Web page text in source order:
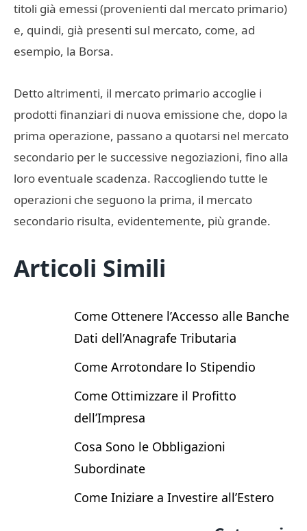
titoli già emessi (provenienti dal mercato primario)
e, quindi, già presenti sul mercato, come, ad
esempio, la Borsa.
Detto altrimenti, il mercato primario accoglie i
prodotti finanziari di nuova emissione che, dopo la
prima operazione, passano a quotarsi nel mercato
secondario per le successive negoziazioni, fino alla
loro eventuale scadenza. Raccogliendo tutte le
operazioni che seguono la prima, il mercato
secondario risulta, evidentemente, più grande.
Articoli Simili
Come Ottenere l’Accesso alle Banche
Dati dell’Anagrafe Tributaria
Come Arrotondare lo Stipendio
Come Ottimizzare il Profitto
dell’Impresa
Cosa Sono le Obbligazioni
Subordinate
Come Iniziare a Investire all’Estero